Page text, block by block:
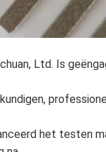
Ltd. Is
het testen